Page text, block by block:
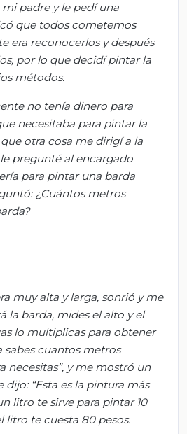
padre y le pedí una
que todos cometemos
era reconocerlos y después
por lo que decidí pintar la
métodos.
no tenía dinero para
necesitaba para pintar la
otra cosa me dirigí a la
pregunté al encargado
para pintar una barda
¿Cuántos metros
muy alta y larga, sonrió y me
la barda, mides el alto y el
lo multiplicas para obtener
sabes cuantos metros
necesitas”, y me mostró un
“Esta es la pintura más
litro te sirve para pintar 10
litro te cuesta 80 pesos.